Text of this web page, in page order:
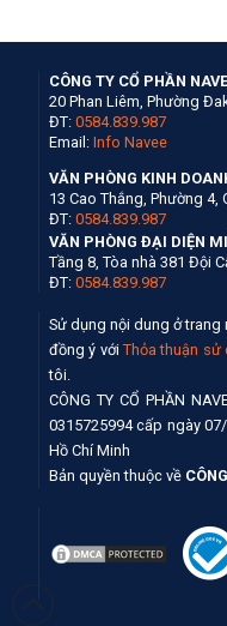
CÔNG TY CỔ PHẦN
20 Phan Liêm, Phường
ĐT: 0584.839.987
Email: Info Navee
VĂN PHÒNG KINH
13 Cao Thắng, Phường 4,
ĐT: 0584.839.987
VĂN PHÒNG ĐẠI DIỆN
Tầng 8, Tòa nhà 381 Đội
ĐT: 0584.839.987
Sử dụng nội dung ở trang
đồng ý với Thỏa thuận sử
tôi.
CÔNG TY CỔ PHẦN
0315725994 cấp ngày
Hồ Chí Minh
Bản quyền thuộc về